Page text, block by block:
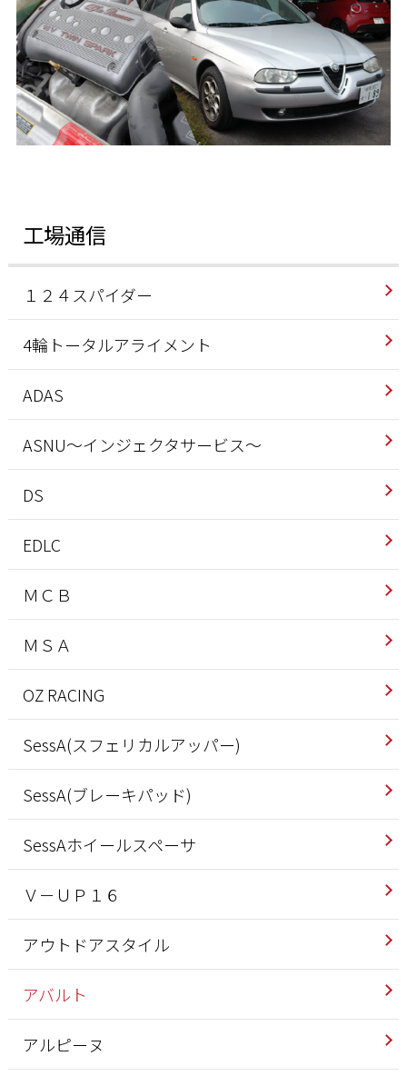
工場通信
１２４スパイダー
4輪トータルアライメント
ADAS
ASNU～インジェクタサービス～
DS
EDLC
ＭＣＢ
ＭＳＡ
OZ RACING
SessA(スフェリカルアッパー)
SessA(ブレーキパッド)
SessAホイールスペーサ
Ｖ－ＵＰ１６
アウトドアスタイル
アバルト
アルピーヌ